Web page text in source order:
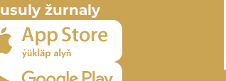
usuly žurnaly